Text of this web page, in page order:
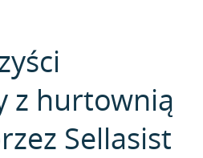
z hurtownią
Sellasist